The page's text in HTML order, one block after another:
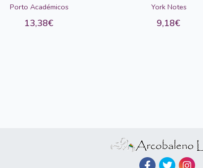
Porto Académicos
13,38€
Limited
York Notes
9,18€